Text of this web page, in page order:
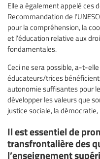
Elle a également appelé ces
Recommandation de
pour la compréhension, la
et l’éducation relative aux
fondamentales.
Ceci ne sera possible, a-t-
éducateurs/trices bénéficient
autonomie suffisantes pour
développer les valeurs que
justice sociale, la
Il est essentiel de
transfrontalière des
l’enseignement